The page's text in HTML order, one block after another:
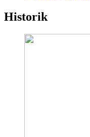
Historik